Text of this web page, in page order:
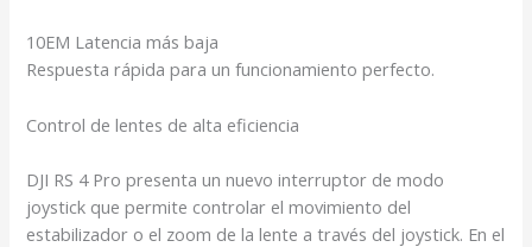
10EM ‌Latencia más baja
Respuesta rápida para un funcionamiento perfecto.
Control de lentes de alta eficiencia
DJI RS 4 Pro presenta un nuevo interruptor de modo
joystick que permite controlar el movimiento del
estabilizador o el zoom de la lente a través del joystick. En el